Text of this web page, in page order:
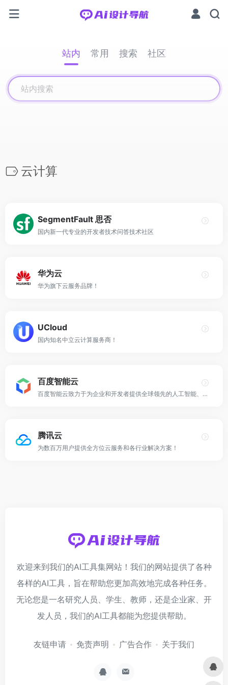
站内 常用 搜索 社区
云计算
SegmentFault 思否
国内新一代专业的开发者技术问答技术社区
华为云
华为旗下云服务品牌！
UCloud
国内知名中立云计算服务商！
百度智能云
百度智能云致力于为企业和开发者提供全球领先的人工智能、大数据和云计算服务，加速产业智能化转型升级！
腾讯云
为数百万用户提供全方位云服务和各行业解决方案！
欢迎来到我们的AI工具集网站！我们的网站提供了各种
各样的AI工具，旨在帮助您更加高效地完成各种任务。
无论您是一名研究人员、学生、教师，还是企业家、开
发人员，我们的AI工具都能为您提供帮助。
友链申请 免责声明 广告合作 关于我们